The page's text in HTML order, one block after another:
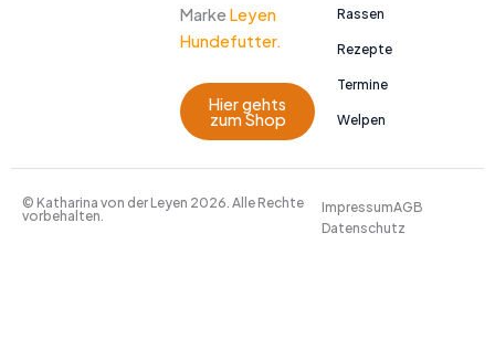
Marke Leyen
Hundefutter.
Hier gehts
zum Shop
Rassen
Rezepte
Termine
Welpen
© Katharina von der Leyen 2026. Alle Rechte
vorbehalten.
ImpressumAGB
Datenschutz